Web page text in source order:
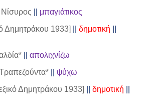
Νίσυρος
μπαγιάτικος
Δημητράκου 1933]
δημοτική
|| απολιχνίζω
|| ψύχω
Δημητράκου 1933]
δημοτική